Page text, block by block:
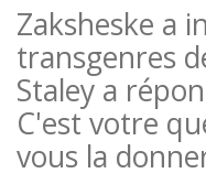
Zaksheske a
transgenres
Staley a
C'est votre
vous la